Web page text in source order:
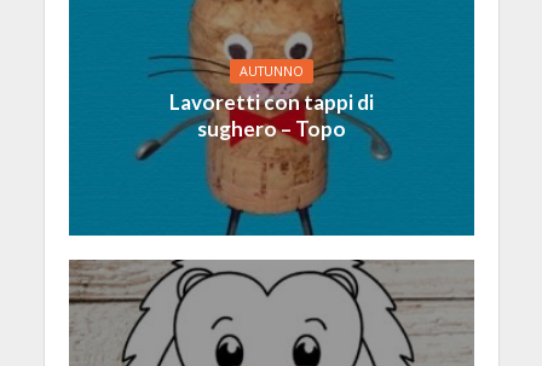
AUTUNNO
Lavoretti con tappi di
sughero – Topo